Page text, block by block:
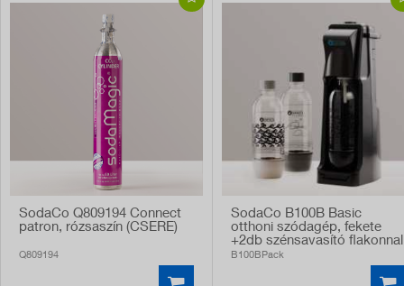
SodaCo Q809194 Connect
patron, rózsaszín (CSERE)
Q809194
SodaCo B100B Basic
otthoni szódagép, fekete
+2db szénsavasító flakonnal
B100BPack